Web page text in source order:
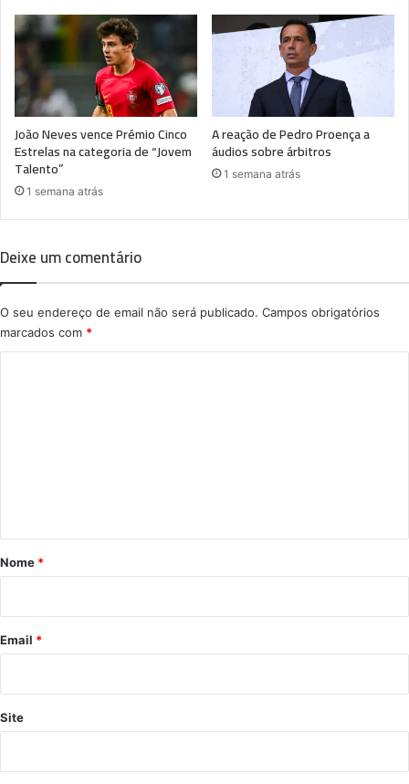
João Neves vence Prémio Cinco
Estrelas na categoria de “Jovem
Talento”
1 semana atrás
A reação de Pedro Proença a
áudios sobre árbitros
1 semana atrás
Deixe um comentário
O seu endereço de email não será publicado. Campos obrigatórios
marcados com *
r
*
Nome *
Email *
Site